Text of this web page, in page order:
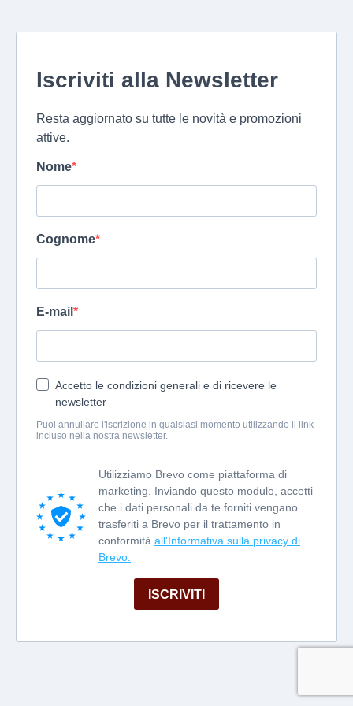
Iscriviti alla Newsletter
Resta aggiornato su tutte le novità e promozioni
attive.
Nome
Cognome
E-mail
Accetto le condizioni generali e di ricevere le
newsletter
Puoi annullare l'iscrizione in qualsiasi momento utilizzando il link
incluso nella nostra newsletter.
Utilizziamo Brevo come piattaforma di
marketing. Inviando questo modulo, accetti
che i dati personali da te forniti vengano
trasferiti a Brevo per il trattamento in
conformità all'Informativa sulla privacy di
Brevo.
ISCRIVITI